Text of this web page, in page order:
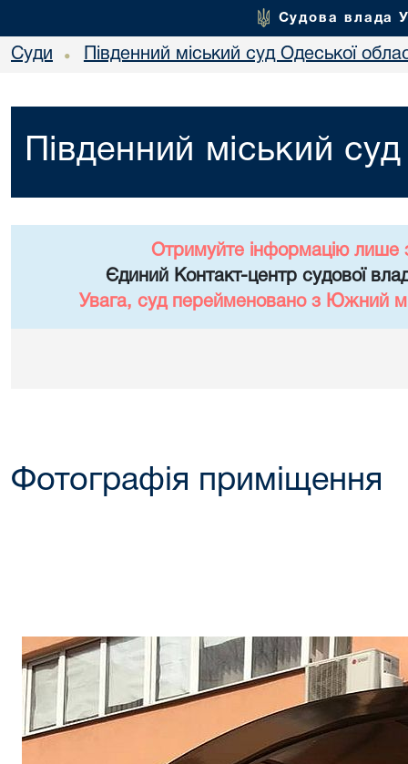
Судова влада
Суди • Південний міський суд Одеської
Південний міський
Отримуйте інформацію лише
Єдиний Контакт-центр судової
Увага, суд перейменовано з Южний
Фотографія приміщення